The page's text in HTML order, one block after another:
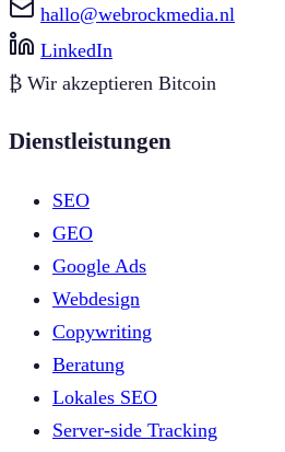
hallo@webrockmedia.nl
LinkedIn
₿ Wir akzeptieren Bitcoin
Dienstleistungen
SEO
GEO
Google Ads
Webdesign
Copywriting
Beratung
Lokales SEO
Server-side Tracking